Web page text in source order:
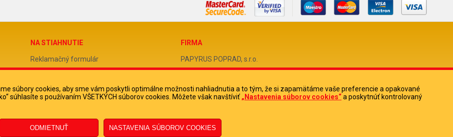
NA STIAHNUTIE
Reklamačný formulár
Poučenie o odstúpení od zmluvy
FIRMA
PAPYRUS POPRAD, s.r.o.
DIČ 2020513880
súbory cookies, aby sme vám poskytli optimálne možnosti nahliadnutia a to tým, že si zapamätáme vaše preferencie a opakované
súhlasíte s používaním VŠETKÝCH súborov cookies. Môžete však navštíviť „Nastavenia súborov cookies“a poskytnúť kontrolovaný